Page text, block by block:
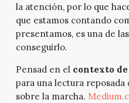
la atención, por lo que
que estamos contando
presentamos, es una de
conseguirlo.
Pensad en el contexto de
para una lectura reposada
sobre la marcha.